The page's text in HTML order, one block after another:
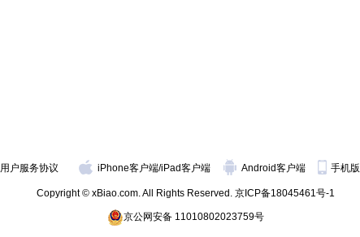
用户服务协议 iPhone客户端/iPad客户端 Android客户端 手机版
Copyright © xBiao.com. All Rights Reserved. 京ICP备18045461号-1
京公网安备 11010802023759号